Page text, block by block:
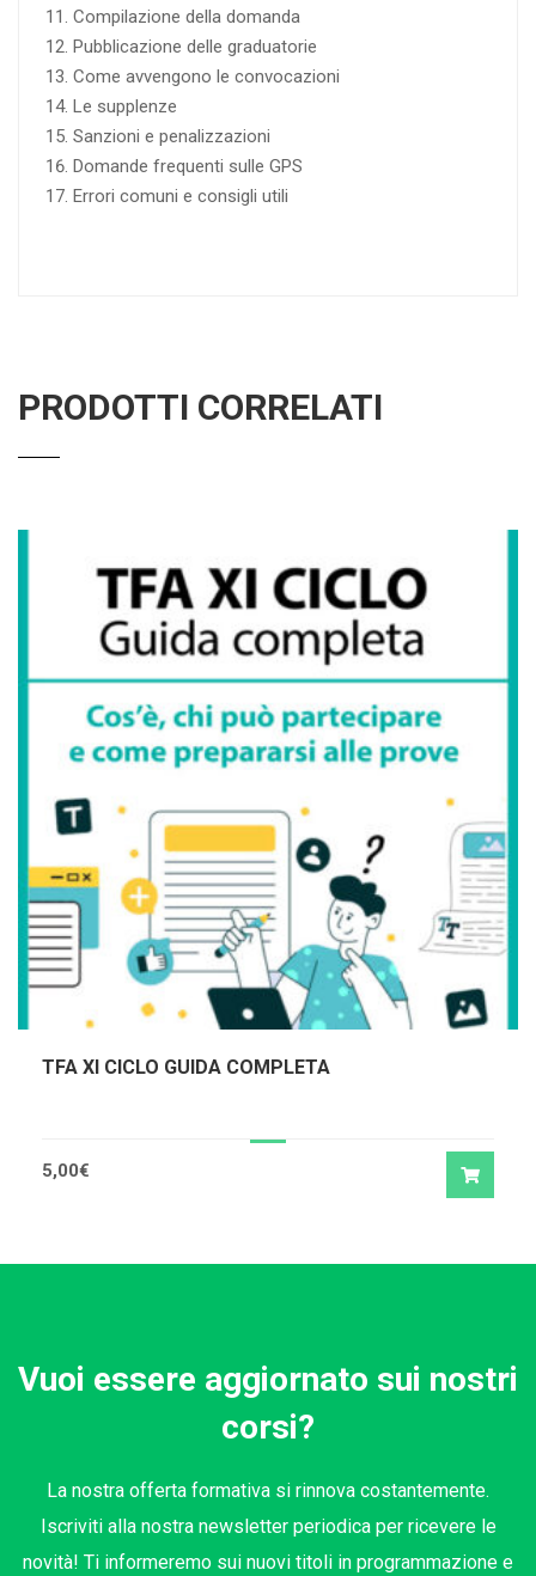
Compilazione della domanda
Pubblicazione delle graduatorie
Come avvengono le convocazioni
Le supplenze
Sanzioni e penalizzazioni
Domande frequenti sulle GPS
Errori comuni e consigli utili
PRODOTTI CORRELATI
TFA XI CICLO GUIDA COMPLETA
5,00€
Vuoi essere aggiornato sui nostri
corsi?
La nostra offerta formativa si rinnova costantemente.
Iscriviti alla nostra newsletter periodica per ricevere le
novità! Ti informeremo sui nuovi titoli in programmazione e